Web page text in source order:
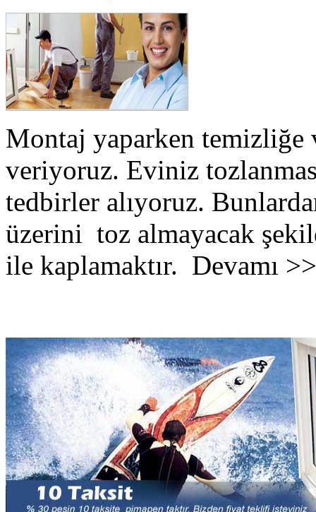
Montaj yaparken
veriyoruz. Eviniz
tedbirler alıyoruz.
üzerini toz almayacak
ile kaplamaktır. Devamı